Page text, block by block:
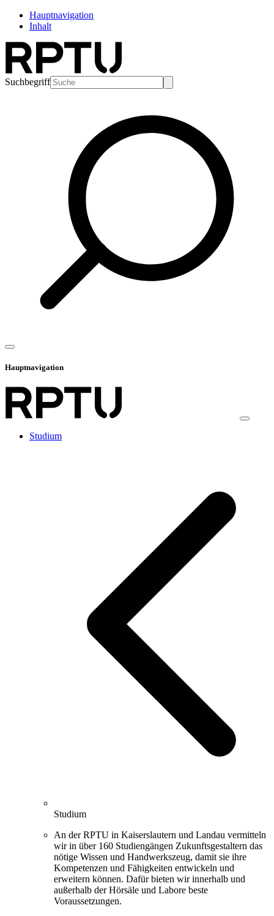
Hauptnavigation
Inhalt
Suchbegriff
Hauptnavigation
Studium
Studium
An der RPTU in Kaiserslautern und Landau vermitteln
wir in über 160 Studiengängen Zukunftsgestaltern das
nötige Wissen und Handwerkszeug, damit sie ihre
Kompetenzen und Fähigkeiten entwickeln und
erweitern können. Dafür bieten wir innerhalb und
außerhalb der Hörsäle und Labore beste
Voraussetzungen.